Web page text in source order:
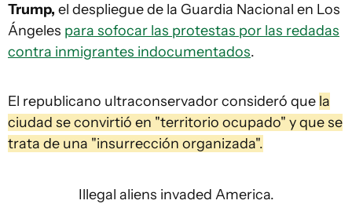
Trump, el despliegue de la Guardia Nacional en Los
Ángeles para sofocar las protestas por las redadas
contra inmigrantes indocumentados.
El republicano ultraconservador consideró que la
ciudad se convirtió en "territorio ocupado" y que se
trata de una "insurrección organizada".
Illegal aliens invaded America.